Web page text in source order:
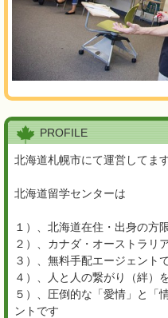
PROFILE
北海道札幌市にて運営してま
北海道留学センターは
１）、北海道在住・出身の方
２）、カナダ・オーストラリ
３）、無料手配エージェント
４）、人と人の繋がり（絆）
５）、圧倒的な「愛情」と「
ントです